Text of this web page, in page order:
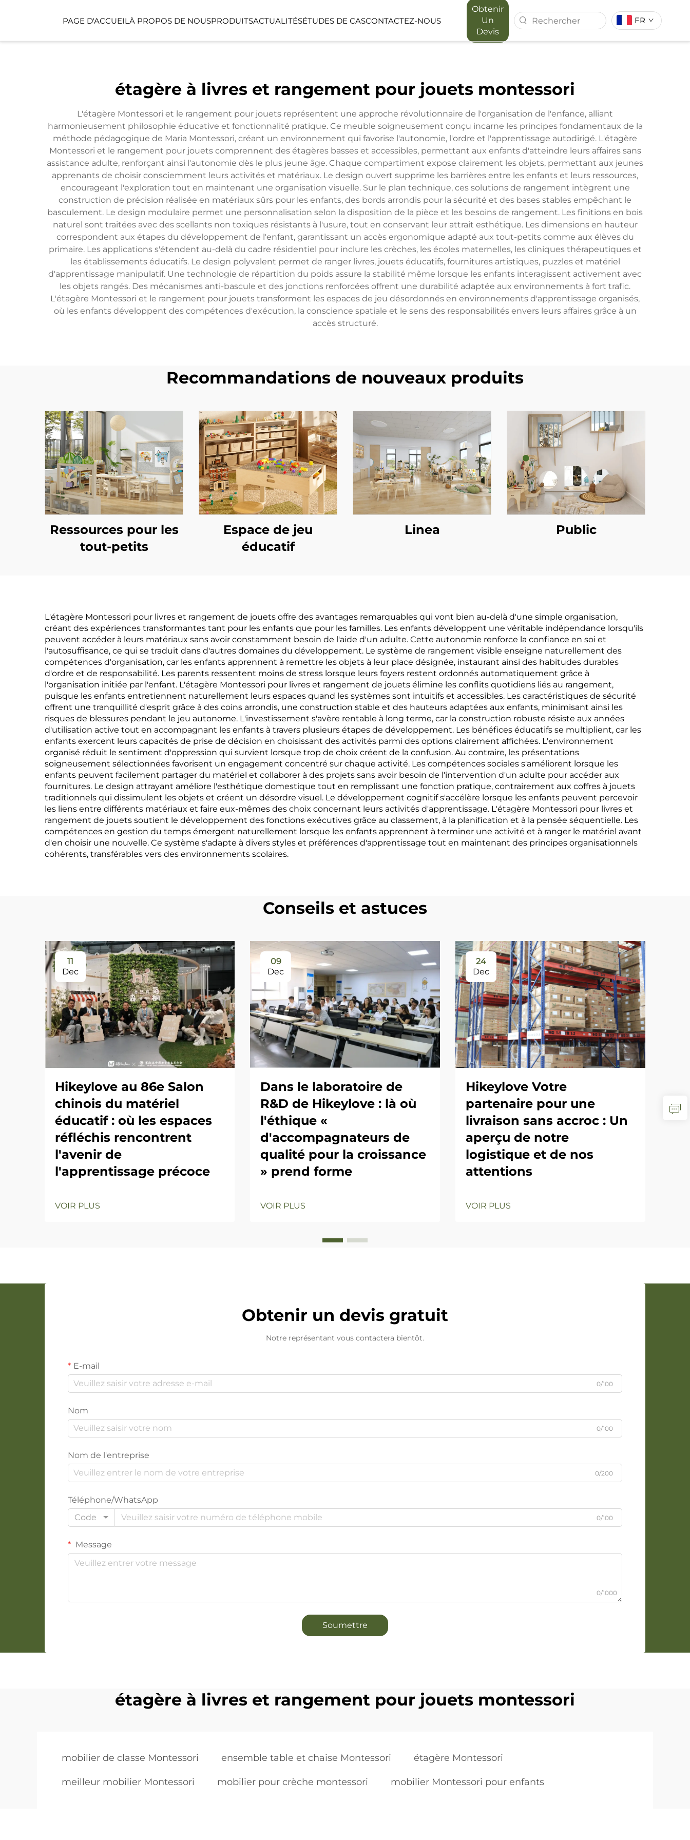
PAGE D'ACCUEIL À PROPOS DE NOUSPRODUITSACTUALITÉSÉTUDES DE CASCONTACTEZ-NOUS
Obtenir
Un
Devis
FR
étagère à livres et rangement pour jouets montessori
L'étagère Montessori et le rangement pour jouets représentent une approche révolutionnaire de l'organisation de l'enfance, alliant
harmonieusement philosophie éducative et fonctionnalité pratique. Ce meuble soigneusement conçu incarne les principes fondamentaux de la
méthode pédagogique de Maria Montessori, créant un environnement qui favorise l'autonomie, l'ordre et l'apprentissage autodirigé. L'étagère
Montessori et le rangement pour jouets comprennent des étagères basses et accessibles, permettant aux enfants d'atteindre leurs affaires sans
assistance adulte, renforçant ainsi l'autonomie dès le plus jeune âge. Chaque compartiment expose clairement les objets, permettant aux jeunes
apprenants de choisir consciemment leurs activités et matériaux. Le design ouvert supprime les barrières entre les enfants et leurs ressources,
encourageant l'exploration tout en maintenant une organisation visuelle. Sur le plan technique, ces solutions de rangement intègrent une
construction de précision réalisée en matériaux sûrs pour les enfants, des bords arrondis pour la sécurité et des bases stables empêchant le
basculement. Le design modulaire permet une personnalisation selon la disposition de la pièce et les besoins de rangement. Les finitions en bois
naturel sont traitées avec des scellants non toxiques résistants à l'usure, tout en conservant leur attrait esthétique. Les dimensions en hauteur
correspondent aux étapes du développement de l'enfant, garantissant un accès ergonomique adapté aux tout-petits comme aux élèves du
primaire. Les applications s'étendent au-delà du cadre résidentiel pour inclure les crèches, les écoles maternelles, les cliniques thérapeutiques et
les établissements éducatifs. Le design polyvalent permet de ranger livres, jouets éducatifs, fournitures artistiques, puzzles et matériel
d'apprentissage manipulatif. Une technologie de répartition du poids assure la stabilité même lorsque les enfants interagissent activement avec
les objets rangés. Des mécanismes anti-bascule et des jonctions renforcées offrent une durabilité adaptée aux environnements à fort trafic.
L'étagère Montessori et le rangement pour jouets transforment les espaces de jeu désordonnés en environnements d'apprentissage organisés,
où les enfants développent des compétences d'exécution, la conscience spatiale et le sens des responsabilités envers leurs affaires grâce à un
accès structuré.
Recommandations de nouveaux produits
Ressources pour les
tout-petits
Espace de jeu
éducatif
Linea Public
L'étagère Montessori pour livres et rangement de jouets offre des avantages remarquables qui vont bien au-delà d'une simple organisation,
créant des expériences transformantes tant pour les enfants que pour les familles. Les enfants développent une véritable indépendance lorsqu'ils
peuvent accéder à leurs matériaux sans avoir constamment besoin de l'aide d'un adulte. Cette autonomie renforce la confiance en soi et
l'autosuffisance, ce qui se traduit dans d'autres domaines du développement. Le système de rangement visible enseigne naturellement des
compétences d'organisation, car les enfants apprennent à remettre les objets à leur place désignée, instaurant ainsi des habitudes durables
d'ordre et de responsabilité. Les parents ressentent moins de stress lorsque leurs foyers restent ordonnés automatiquement grâce à
l'organisation initiée par l'enfant. L'étagère Montessori pour livres et rangement de jouets élimine les conflits quotidiens liés au rangement,
puisque les enfants entretiennent naturellement leurs espaces quand les systèmes sont intuitifs et accessibles. Les caractéristiques de sécurité
offrent une tranquillité d'esprit grâce à des coins arrondis, une construction stable et des hauteurs adaptées aux enfants, minimisant ainsi les
risques de blessures pendant le jeu autonome. L'investissement s'avère rentable à long terme, car la construction robuste résiste aux années
d'utilisation active tout en accompagnant les enfants à travers plusieurs étapes de développement. Les bénéfices éducatifs se multiplient, car les
enfants exercent leurs capacités de prise de décision en choisissant des activités parmi des options clairement affichées. L'environnement
organisé réduit le sentiment d'oppression qui survient lorsque trop de choix créent de la confusion. Au contraire, les présentations
soigneusement sélectionnées favorisent un engagement concentré sur chaque activité. Les compétences sociales s'améliorent lorsque les
enfants peuvent facilement partager du matériel et collaborer à des projets sans avoir besoin de l'intervention d'un adulte pour accéder aux
fournitures. Le design attrayant améliore l'esthétique domestique tout en remplissant une fonction pratique, contrairement aux coffres à jouets
traditionnels qui dissimulent les objets et créent un désordre visuel. Le développement cognitif s'accélère lorsque les enfants peuvent percevoir
les liens entre différents matériaux et faire eux-mêmes des choix concernant leurs activités d'apprentissage. L'étagère Montessori pour livres et
rangement de jouets soutient le développement des fonctions exécutives grâce au classement, à la planification et à la pensée séquentielle. Les
compétences en gestion du temps émergent naturellement lorsque les enfants apprennent à terminer une activité et à ranger le matériel avant
d'en choisir une nouvelle. Ce système s'adapte à divers styles et préférences d'apprentissage tout en maintenant des principes organisationnels
cohérents, transférables vers des environnements scolaires.
Conseils et astuces
11
Dec
Hikeylove au 86e Salon
chinois du matériel
éducatif : où les espaces
réfléchis rencontrent
l'avenir de
l'apprentissage précoce
VOIR PLUS
09
Dec
Dans le laboratoire de
R&D de Hikeylove : là où
l'éthique «
d'accompagnateurs de
qualité pour la croissance
» prend forme
VOIR PLUS
24
Dec
Hikeylove Votre
partenaire pour une
livraison sans accroc : Un
aperçu de notre
logistique et de nos
attentions
VOIR PLUS
Obtenir un devis gratuit
Notre représentant vous contactera bientôt.
E-mail
0/100
Nom
0/100
Nom de l'entreprise
0/200
Téléphone/WhatsApp
Code
0/100
Message
0/1000
Soumettre
étagère à livres et rangement pour jouets montessori
mobilier de classe Montessori ensemble table et chaise Montessori étagère Montessori
meilleur mobilier Montessori mobilier pour crèche montessori mobilier Montessori pour enfants